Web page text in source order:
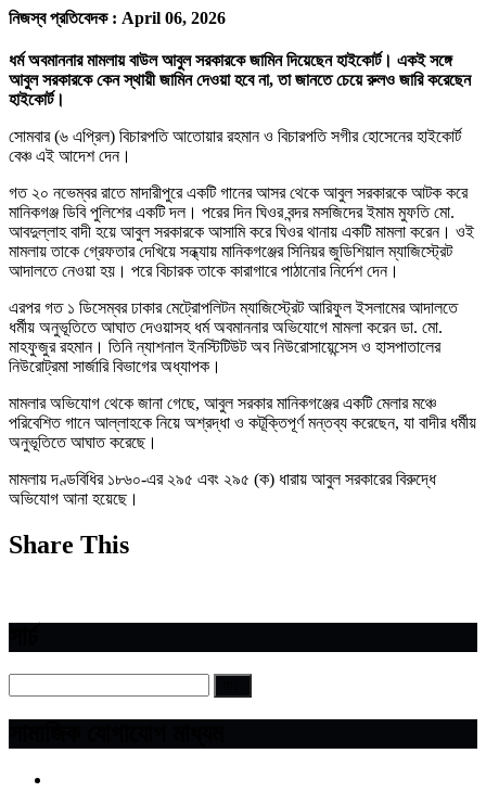
নিজস্ব প্রতিবেদক : April 06, 2026
ধর্ম অবমাননার মামলায় বাউল আবুল সরকারকে জামিন দিয়েছেন হাইকোর্ট। একই সঙ্গে
আবুল সরকারকে কেন স্থায়ী জামিন দেওয়া হবে না, তা জানতে চেয়ে রুলও জারি করেছেন
হাইকোর্ট।
সোমবার (৬ এপ্রিল) বিচারপতি আতোয়ার রহমান ও বিচারপতি সগীর হোসেনের হাইকোর্ট
বেঞ্চ এই আদেশ দেন।
গত ২০ নভেম্বর রাতে মাদারীপুরে একটি গানের আসর থেকে আবুল সরকারকে আটক করে
মানিকগঞ্জ ডিবি পুলিশের একটি দল। পরের দিন ঘিওর বন্দর মসজিদের ইমাম মুফতি মো.
আবদুল্লাহ বাদী হয়ে আবুল সরকারকে আসামি করে ঘিওর থানায় একটি মামলা করেন। ওই
মামলায় তাকে গ্রেফতার দেখিয়ে সন্ধ্যায় মানিকগঞ্জের সিনিয়র জুডিশিয়াল ম্যাজিস্ট্রেট
আদালতে নেওয়া হয়। পরে বিচারক তাকে কারাগারে পাঠানোর নির্দেশ দেন।
এরপর গত ১ ডিসেম্বর ঢাকার মেট্রোপলিটন ম্যাজিস্ট্রেট আরিফুল ইসলামের আদালতে
ধর্মীয় অনুভূতিতে আঘাত দেওয়াসহ ধর্ম অবমাননার অভিযোগে মামলা করেন ডা. মো.
মাহফুজুর রহমান। তিনি ন্যাশনাল ইনস্টিটিউট অব নিউরোসায়েন্সেস ও হাসপাতালের
নিউরোট্রমা সার্জারি বিভাগের অধ্যাপক।
মামলার অভিযোগ থেকে জানা গেছে, আবুল সরকার মানিকগঞ্জের একটি মেলার মঞ্চে
পরিবেশিত গানে আল্লাহকে নিয়ে অশ্রদ্ধা ও কটূক্তিপূর্ণ মন্তব্য করেছেন, যা বাদীর ধর্মীয়
অনুভূতিতে আঘাত করেছে।
মামলায় দণ্ডবিধির ১৮৬০-এর ২৯৫ এবং ২৯৫ (ক) ধারায় আবুল সরকারের বিরুদ্ধে
অভিযোগ আনা হয়েছে।
Share This